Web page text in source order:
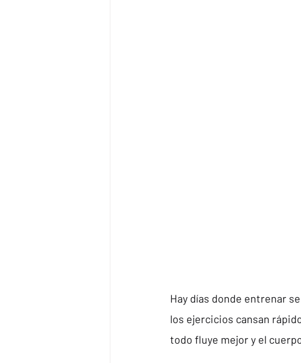
Hay días donde entrenar
los ejercicios cansan
todo fluye mejor y el